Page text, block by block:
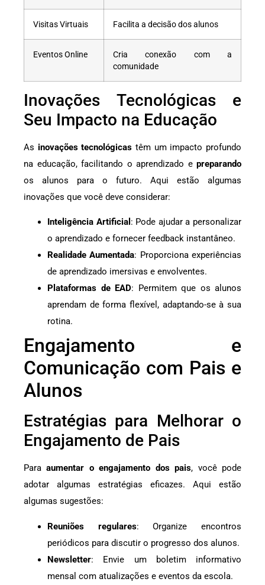
Visitas Virtuais Facilita a decisão dos alunos
Eventos Online
Cria conexão com a
comunidade
Inovações Tecnológicas e
Seu Impacto na Educação
As inovações tecnológicas têm um impacto profundo
na educação, facilitando o aprendizado e preparando
os alunos para o futuro. Aqui estão algumas
inovações que você deve considerar:
Inteligência Artificial : Pode ajudar a personalizar
o aprendizado e fornecer feedback instantâneo.
Realidade Aumentada: Proporciona experiências
de aprendizado imersivas e envolventes.
Plataformas de EAD: Permitem que os alunos
aprendam de forma flexível, adaptando-se à sua
rotina.
Engajamento e
Comunicação com Pais e
Alunos
Estratégias para Melhorar o
Engajamento de Pais
Paraaumentar o engajamento dos pais, você pode
adotar algumas estratégias eficazes. Aqui estão
algumas sugestões:
Reuniões regulares: Organize encontros
periódicos para discutir o progresso dos alunos.
Newsletter: Envie um boletim informativo
mensal com atualizações e eventos da escola.